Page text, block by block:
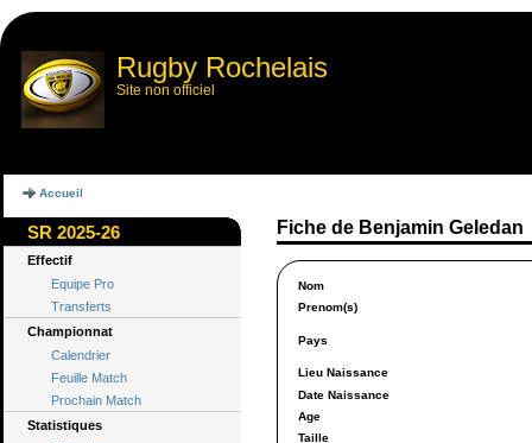
Rugby Rochelais
Site non officiel
Accueil
SR 2025-26
Effectif
Equipe Pro
Transferts
Championnat
Calendrier
Feuille Match
Prochain Match
Statistiques
Fiche de Benjamin Geledan
Nom
Prenom(s)
Pays
Lieu Naissance
Date Naissance
Age
Taille